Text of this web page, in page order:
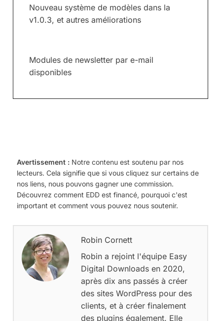
Nouveau système de modèles dans la
v1.0.3, et autres améliorations
Modules de newsletter par e-mail
disponibles
Avertissement : Notre contenu est soutenu par nos
lecteurs. Cela signifie que si vous cliquez sur certains de
nos liens, nous pouvons gagner une commission.
Découvrez comment EDD est financé, pourquoi c'est
important et comment vous pouvez nous soutenir.
Robin Cornett
Robin a rejoint l'équipe Easy
Digital Downloads en 2020,
après dix ans passés à créer
des sites WordPress pour des
clients, et à créer finalement
des plugins également. Elle